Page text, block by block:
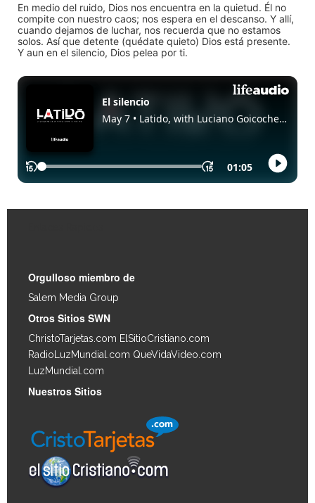
En medio del ruido, Dios nos encuentra en la quietud. Él no
compite con nuestro caos; nos espera en el descanso. Y allí,
cuando dejamos de luchar, nos recuerda que no estamos
solos. Así que detente (quédate quieto) Dios está presente.
Y aun en el silencio, Dios pelea por ti.
Orgulloso miembro de
Salem Media Group
Otros Sitios SWN
ChristoTarjetas.com ElSitioCristiano.com
RadioLuzMundial.com QueVidaVideo.com
LuzMundial.com
Nuestros Sitios